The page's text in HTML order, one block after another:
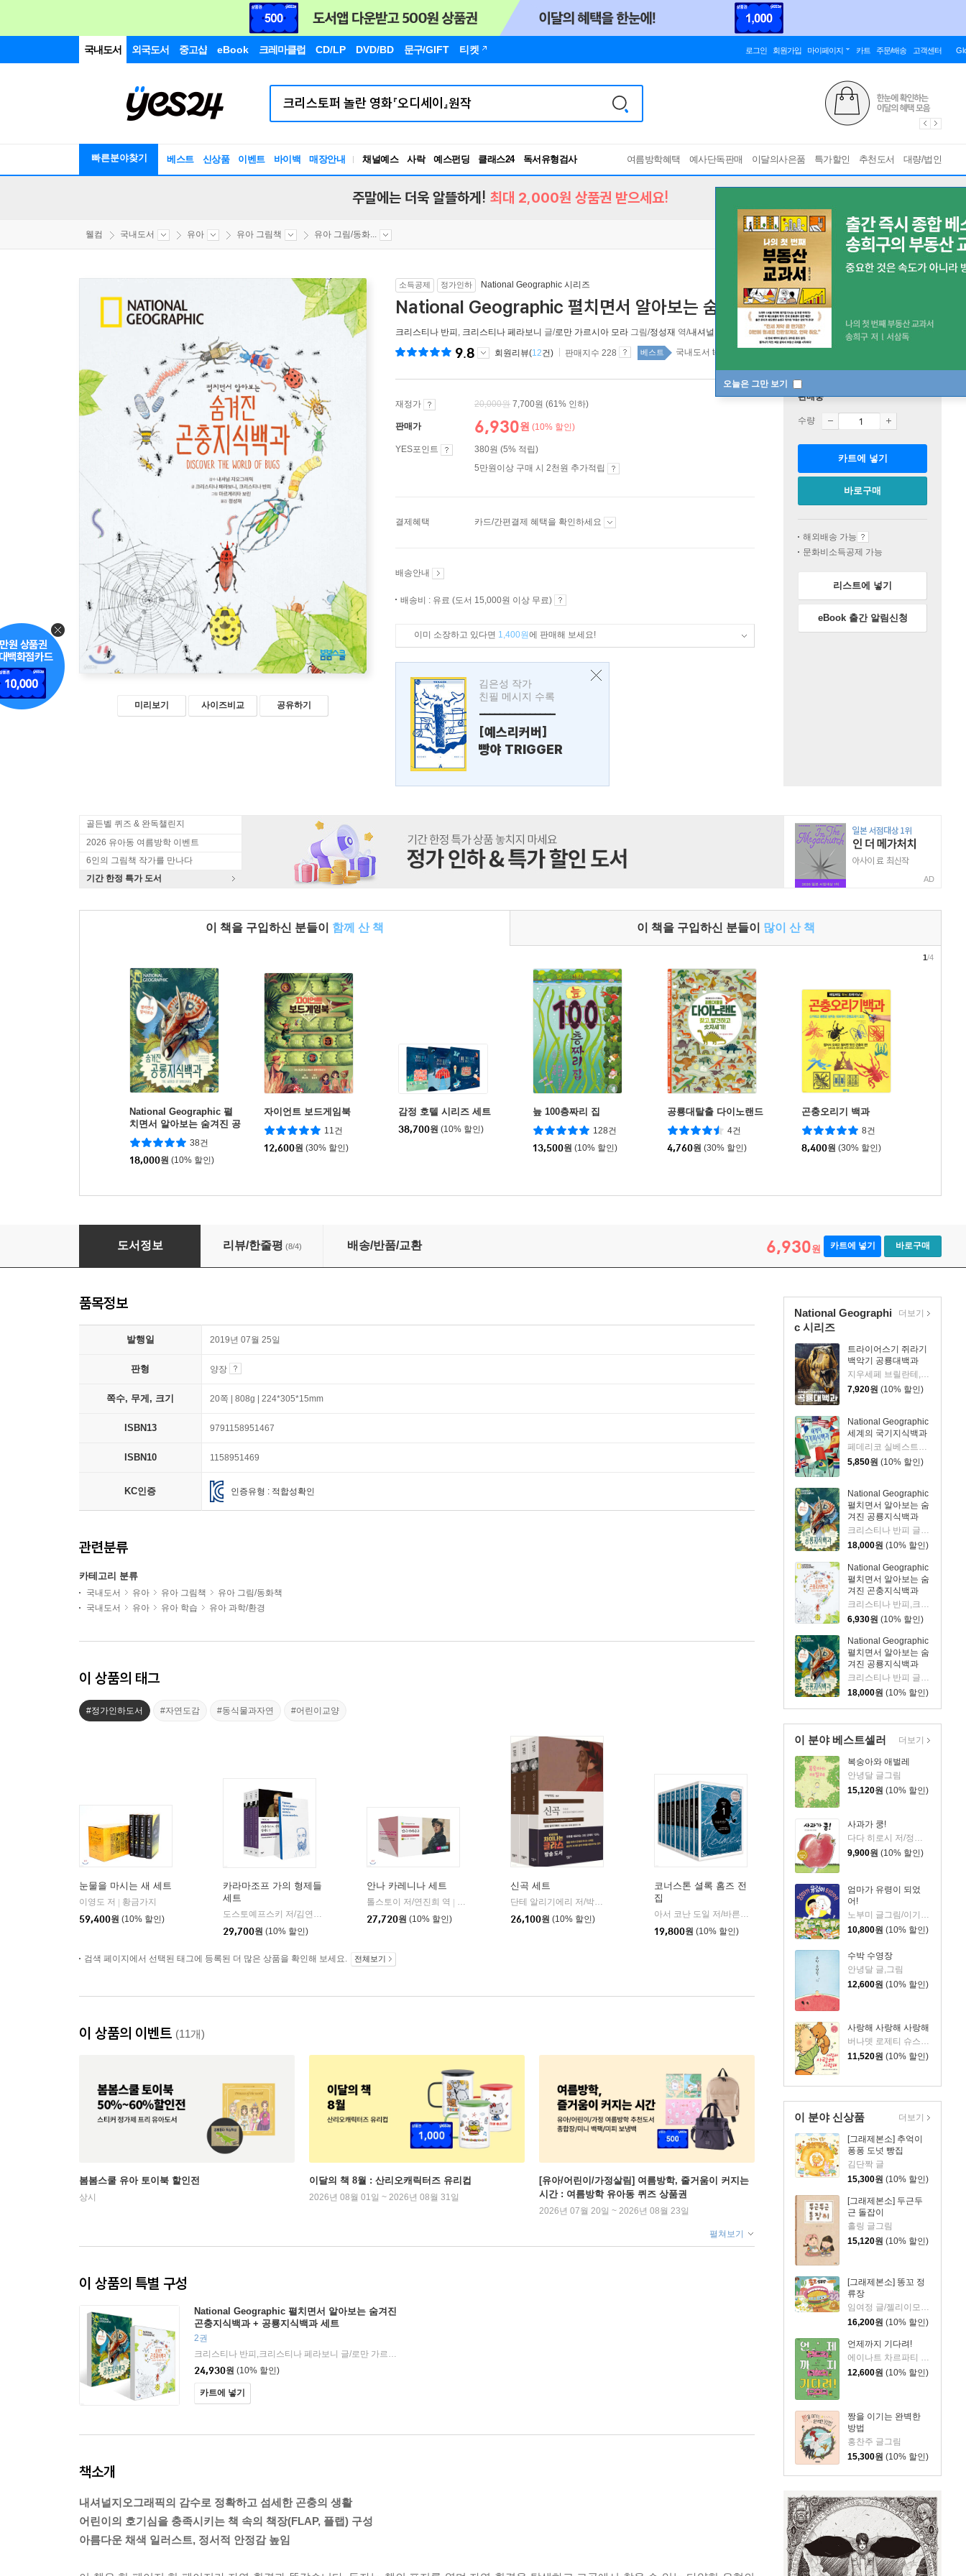
국내도서 외국도서 중고샵 eBook 크레마클럽 CD/LP DVD/BD 문구/GIFT 티켓 로그인 회원가입 마이페이지 카트 주문/배송 고객센터
빠른분야찾기 베스트 신상품 이벤트 바이백 매장안내 채널예스 사락 예스펀딩 클래스24
RBTI Lab
독서유형검사
여름방학혜택 예사단독판매 이달의사은품 특가할인 추천도서 대량/법인
오늘은 그만 보기
주말에는 더욱 알뜰하게! 최대 2,000원 상품권 받으세요!
웰컴 국내도서 유아 유아 그림책 유아 그림/동화...
미리보기 사이즈비교 공유하기
소득공제 정가인하 National Geographic 시리즈
National Geographic 펼치면서 알아보는 숨겨진 곤충지식백과
크리스티나 반피 , 크리스티나 페라보니 글/로만 가르시아 모라 그림/정성재 역/내셔널지오그래픽감수 봄봄스쿨 2019년 07월 25일
9.8 회원리뷰(12건) 판매지수 228 베스트 국내도서 top100 1주
재정가 20,000원 7,700원 (61% 인하)
판매가 6,930원 (10% 할인)
YES포인트
380원 (5% 적립)
5만원이상 구매 시 2천원 추가적립
결제혜택 카드/간편결제 혜택을 확인하세요
배송안내
배송비 : 유료 (도서 15,000원 이상 무료)
이미 소장하고 있다면 1,400원에 판매해 보세요!
김은성 작가
친필 메시지 수록
---------------
[예스리커버]
빵야 TRIGGER
판매중
수량
카트에 넣기
바로구매
해외배송 가능
문화비소득공제 가능
리스트에 넣기
eBook 출간 알림신청
골든벨 퀴즈 & 완독챌린지
2026 유아동 여름방학 이벤트
6인의 그림책 작가를 만나다
기간 한정 특가 도서
AD
이 책을 구입하신 분들이 함께 산 책 이 책을 구입하신 분들이 많이 산 책
National Geographic 펼
치면서 알아보는 숨겨진 공
룡지식백과
38건
18,000원 (10% 할인)
자이언트 보드게임북
11건
12,600원 (30% 할인)
감정 호텔 시리즈 세트
38,700원 (10% 할인)
늪 100층짜리 집
128건
13,500원 (10% 할인)
공룡대탈출 다이노랜드
4건
4,760원 (30% 할인)
곤충오리기 백과
8건
8,400원 (30% 할인)
1/4
National Geographic 펼치면서 알아보는 숨겨진 곤충지식백과
도서정보 리뷰/한줄평 (8/4) 배송/반품/교환 6,930원 카트에 넣기 바로구매
National Geographi
c 시리즈
트라이어스기 쥐라기
백악기 공룡대백과
지우세페 브릴란테,안나 세사 글/로망 가르시아 모라 그림/김지연 역
7,920원 (10% 할인)
National Geographic
세계의 국기지식백과
5,850원 (10% 할인)
National Geographic
펼치면서 알아보는 숨
겨진 공룡지식백과
크리스티나 반피 글/로만 가르시아 모라 그림/정성재 역/내셔널지오그래픽 감수
18,000원 (10% 할인)
National Geographic
펼치면서 알아보는 숨
겨진 곤충지식백과
크리스티나 반피,크리스티나 페라보니 글/마르게리타 보린 그림/정성재 역/내셔널지오그래픽 감수
6,930원 (10% 할인)
National Geographic
펼치면서 알아보는 숨
겨진 공룡지식백과
크리스티나 반피 글/로만 가르시아 모라 그림/정성재 역/내셔널지오그래픽 감수
18,000원 (10% 할인)
더보기
이 분야 베스트셀러
복숭아와 애벌레
안녕달 글그림
15,120원 (10% 할인)
사과가 쿵!
다다 히로시 저/정근 역
9,900원 (10% 할인)
엄마가 유령이 되었
어!
노부미 글그림/이기웅 역
10,800원 (10% 할인)
수박 수영장
안녕달 글,그림
12,600원 (10% 할인)
사랑해 사랑해 사랑해
버나뎃 로제티 슈스탁 글/캐롤라인 제인 처치 그림/신형건 역
11,520원 (10% 할인)
더보기
이 분야 신상품
[그래제본소] 추억이
퐁퐁 도넛 빵집
김단짝 글
15,300원 (10% 할인)
[그래제본소] 두근두
근 돌잡이
홀링 글그림
15,120원 (10% 할인)
[그래제본소] 똥꼬 정
류장
임여정 글/젤리이모 그림
16,200원 (10% 할인)
언제까지 기다려!
에이나트 차르파티 글그림/정재원 역
12,600원 (10% 할인)
짱을 이기는 완벽한
방법
홍찬주 글그림
15,300원 (10% 할인)
더보기
품목정보
발행일 2019년 07월 25일
판형 양장
쪽수, 무게, 크기 20쪽 | 808g | 224*305*15mm
ISBN13 9791158951467
ISBN10 1158951469
KC인증 인증유형 : 적합성확인
관련분류
카테고리 분류
국내도서 유아 유아 그림책
유아 그림/동화책
국내도서
유아 유아 학습 유아 과학/환경
이 상품의 태그
#정가인하도서 #자연도감 #동식물과자연 #어린이교양
눈물을 마시는 새 세트
이영도 저
황금가지
59,400원 (10% 할인)
카라마조프 가의 형제들
세트
도스토예프스키 저/김연경 역
29,700원 (10% 할인)
안나 카레니나 세트
톨스토이 저/연진희 역
민음사
27,720원 (10% 할인)
신곡 세트
단테 알리기에리 저/박상진 역/윌리엄 블레이크 그림
26,100원 (10% 할인)
코너스톤 셜록 홈즈 전
집
아서 코난 도일 저/바른번역 역
코너스톤(도서)
19,800원 (10% 할인)
검색 페이지에서 선택된 태그에 등록된 더 많은 상품을 확인해 보세요. 전체보기
이 상품의 이벤트 (11개)
봄봄스쿨 유아 토이북 할인전
상시
이달의 책 8월 : 산리오캐릭터즈 유리컵
2026년 08월 01일 ~ 2026년 08월 31일
[유아/어린이/가정살림] 여름방학, 줄거움이 커지는
시간 : 여름방학 유아동 퀴즈 상품권
2026년 07월 20일 ~ 2026년 08월 23일
펼쳐보기
이 상품의 특별 구성
National Geographic 펼치면서 알아보는 숨겨진
곤충지식백과 + 공룡지식백과 세트
2권
크리스티나 반피,크리스티나 페라보니 글/로만 가르시아 모라 그림/정성재 역
24,930원 (10% 할인)
카트에 넣기
책소개
내셔널지오그래픽의 감수로 정확하고 섬세한 곤충의 생활
어린이의 호기심을 충족시키는 책 속의 책장(FLAP, 플랩) 구성
아름다운 채색 일러스트, 정서적 안정감 높임